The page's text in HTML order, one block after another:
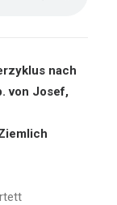
nach
von Josef,